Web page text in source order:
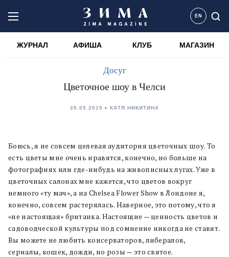
EN
ЖУРНАЛ АФИША КЛУБ МАГАЗИН
Досуг
Цветочное шоу в Челси
20.05.2015 КАТЯ НИКИТИНА
Боюсь, я не совсем целевая аудитория цветочных шоу. То
есть цветы мне очень нравятся, конечно, но больше на
фотографиях или где-нибудь на живописных лугах. Уже в
цветочных салонах мне кажется, что цветов вокруг
немного «ту мач», а на Chelsea Flower Show в Лондоне я,
конечно, совсем растерялась. Наверное, это потому, что я
«не настоящая» британка. Настоящие — ценность цветов и
садоводческой культуры под сомнение никогда не ставят.
Вы можете не любить консерваторов, либералов,
сериалы, кошек, дожди, но розы — это святое.